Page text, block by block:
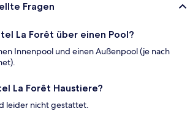
Fragen
La Forêt über einen Pool?
Innenpool und einen Außenpool (je nach
La Forêt Haustiere?
leider nicht gestattet.